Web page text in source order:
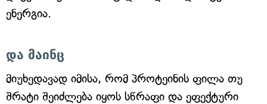
ენერგია.
და მაინც
მიუხედავად იმისა, რომ პროტეინის ფილა თუ
შრატი შეიძლება იყოს სწრაფი და ეფექტური